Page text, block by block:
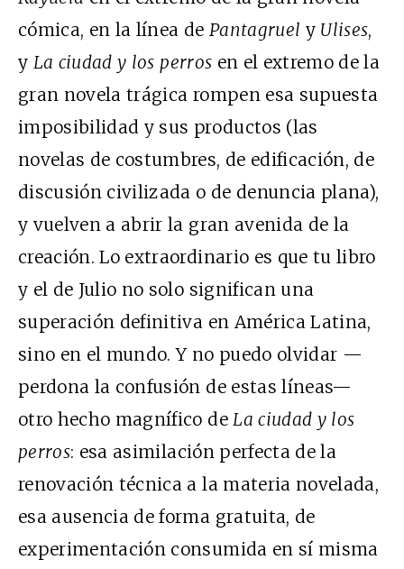
cómica, en la línea de Pantagruel y Ulises,
y La ciudad y los perros en el extremo de la
gran novela trágica rompen esa supuesta
imposibilidad y sus productos (las
novelas de costumbres, de edificación, de
discusión civilizada o de denuncia plana),
y vuelven a abrir la gran avenida de la
creación. Lo extraordinario es que tu libro
y el de Julio no solo significan una
superación definitiva en América Latina,
sino en el mundo. Y no puedo olvidar —
perdona la confusión de estas líneas—
otro hecho magnífico deLa ciudad y los
perros: esa asimilación perfecta de la
renovación técnica a la materia novelada,
esa ausencia de forma gratuita, de
experimentación consumida en sí misma